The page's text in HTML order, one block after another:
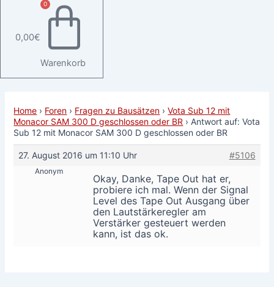
0,00€
0
Warenkorb
Home › Foren › Fragen zu Bausätzen › Vota Sub 12 mit
Monacor SAM 300 D geschlossen oder BR › Antwort auf: Vota
Sub 12 mit Monacor SAM 300 D geschlossen oder BR
27. August 2016 um 11:10 Uhr #5106
Anonym
Okay, Danke, Tape Out hat er,
probiere ich mal. Wenn der Signal
Level des Tape Out Ausgang über
den Lautstärkeregler am
Verstärker gesteuert werden
kann, ist das ok.